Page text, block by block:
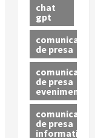
chat
gpt
comunicat
de presa
comunicat
de presa
eveniment
comunicat
de presa
informativ